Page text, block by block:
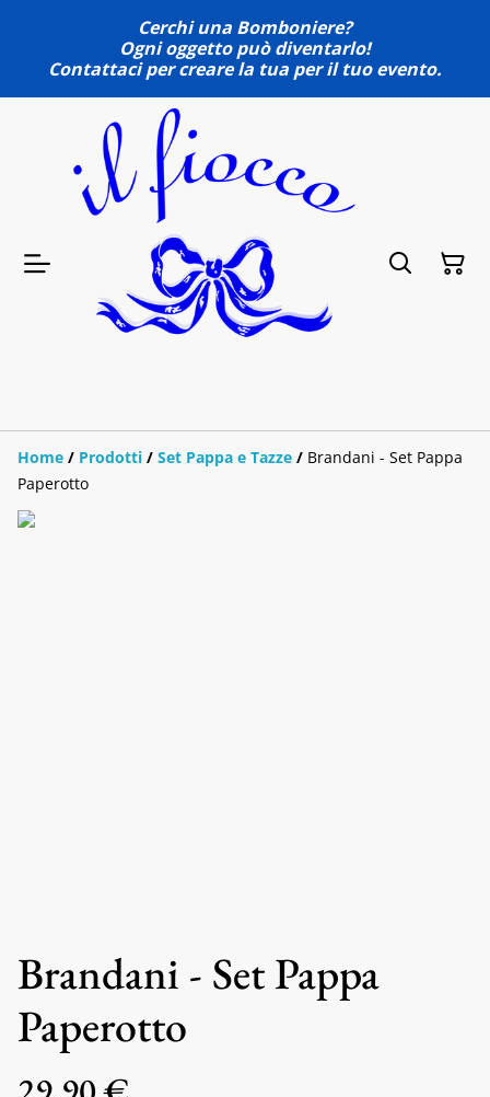
Cerchi una Bomboniere?
Ogni oggetto può diventarlo!
Contattaci per creare la tua per il tuo evento.
Home / Prodotti / Set Pappa e Tazze / Brandani - Set Pappa
Paperotto
Brandani - Set Pappa
Paperotto